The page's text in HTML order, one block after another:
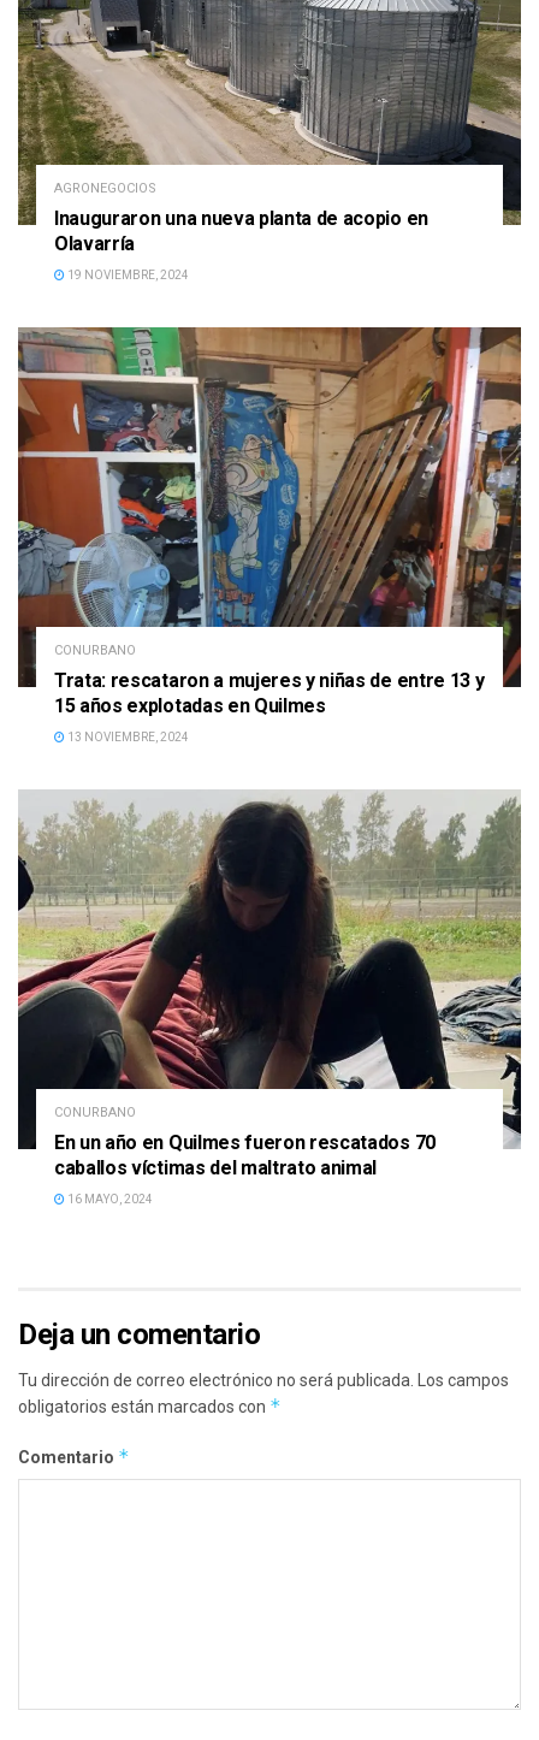
AGRONEGOCIOS
Inauguraron una nueva planta de acopio en
Olavarría
19 NOVIEMBRE, 2024
CONURBANO
Trata: rescataron a mujeres y niñas de entre 13 y
15 años explotadas en Quilmes
13 NOVIEMBRE, 2024
CONURBANO
En un año en Quilmes fueron rescatados 70
caballos víctimas del maltrato animal
16 MAYO, 2024
Deja un comentario
Tu dirección de correo electrónico no será publicada.
Los campos
obligatorios están marcados con *
Comentario *